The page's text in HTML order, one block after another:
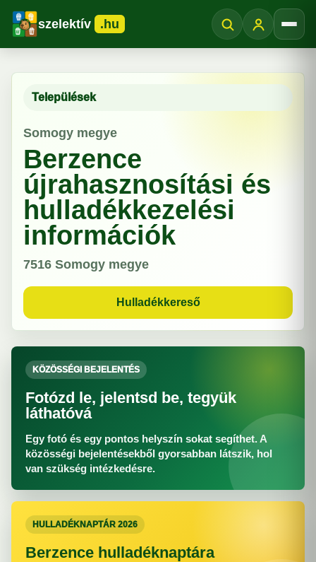
szelektív .hu
Települések
Somogy megye
Berzence
újrahasznosítási és
hulladékkezelési
információk
7516 Somogy megye
Hulladékkereső
KÖZÖSSÉGI BEJELENTÉS
Fotózd le, jelentsd be, tegyük
láthatóvá
Egy fotó és egy pontos helyszín sokat segíthet. A
közösségi bejelentésekből gyorsabban látszik, hol
van szükség intézkedésre.
HULLADÉKNAPTÁR 2026
Berzence hulladéknaptára